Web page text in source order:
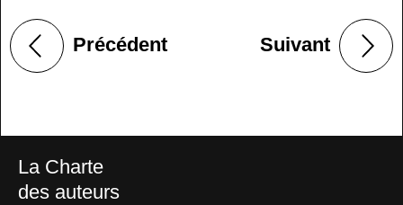
Précédent Suivant
La Charte
des auteurs